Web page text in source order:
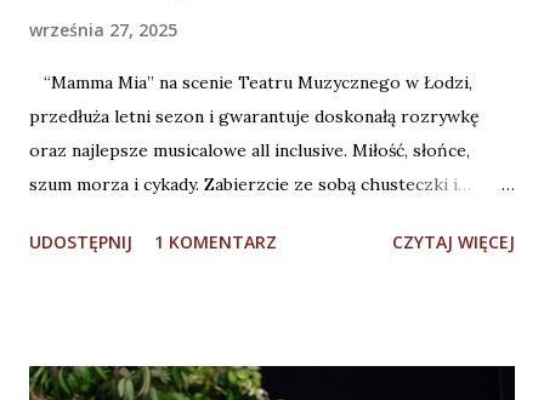
września 27, 2025
“Mamma Mia” na scenie Teatru Muzycznego w Łodzi,
przedłuża letni sezon i gwarantuje doskonałą rozrywkę
oraz najlepsze musicalowe all inclusive. Miłość, słońce,
szum morza i cykady. Zabierzcie ze sobą chusteczki i…
wrażeniami po obejrzeniu musicalu “Mamma Mia” w
faktu ograniczę się do najważniejszych spostrzeżeń. Nie
UDOSTĘPNIJ 1 KOMENTARZ CZYTAJ WIĘCEJ